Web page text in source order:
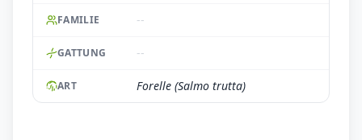
FAMILIE --
GATTUNG --
ART Forelle (Salmo trutta)